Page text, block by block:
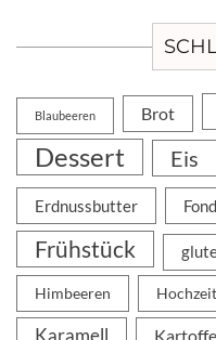
Blaubeeren Brot
Dessert Eis
Erdnussbutter
Frühstück
Himbeeren Hochzeit
Karamell